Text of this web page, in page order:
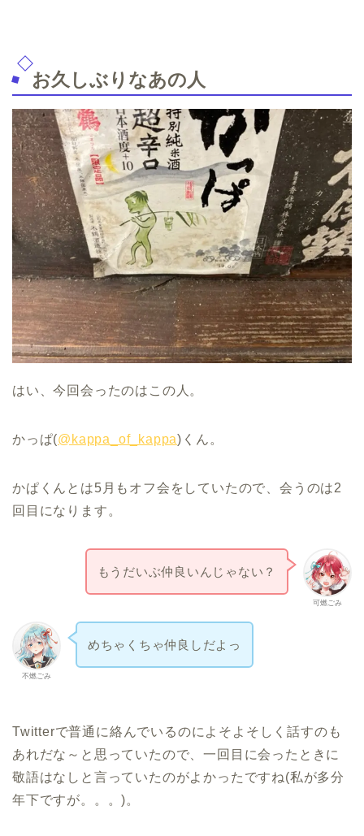
お久しぶりなあの人
はい、今回会ったのはこの人。
かっぱ(@kappa_of_kappa)くん。
かぱくんとは5月もオフ会をしていたので、会うのは2
回目になります。
可燃ごみ
もうだいぶ仲良いんじゃない？
不燃ごみ
めちゃくちゃ仲良しだよっ
Twitterで普通に絡んでいるのによそよそしく話すのも
あれだな～と思っていたので、一回目に会ったときに
敬語はなしと言っていたのがよかったですね(私が多分
年下ですが。。。)。